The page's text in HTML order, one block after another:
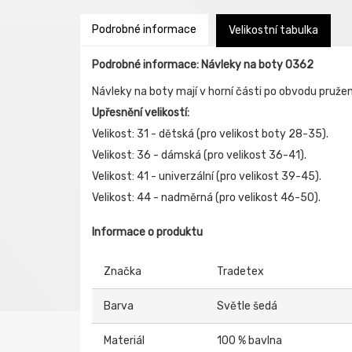
Podrobné informace Velikostní tabulka
Podrobné informace: Návleky na boty 0362
Návleky na boty mají v horní části po obvodu
Upřesnění velikostí:
Velikost: 31 - dětská (pro velikost boty 28-35).
Velikost: 36 - dámská (pro velikost 36-41).
Velikost: 41 - univerzální (pro velikost 39-45).
Velikost: 44 - nadměrná (pro velikost 46-50).
Informace o produktu
Značka Tradetex
Barva Světle šedá
Materiál 100 % bavlna